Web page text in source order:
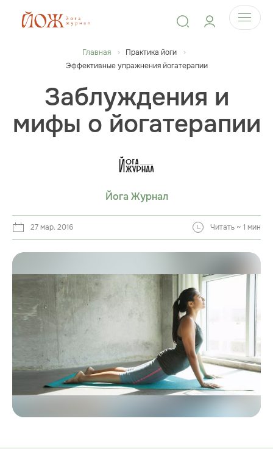
Главная
Практика йоги
Эффективные упражнения йогатерапии
Заблуждения и
мифы о йогатерапии
Йога Журнал
27 мар. 2016 Читать ~ 1 мин